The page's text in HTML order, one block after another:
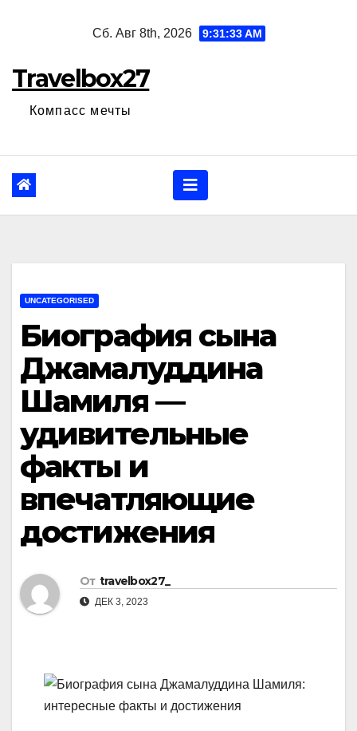
Сб. Авг 8th, 2026 9:31:34 AM
Travelbox27
Компасс мечты
UNCATEGORISED
Биография сына
Джамалуддина
Шамиля —
удивительные
факты и
впечатляющие
достижения
От travelbox27_
ДЕК 3, 2023